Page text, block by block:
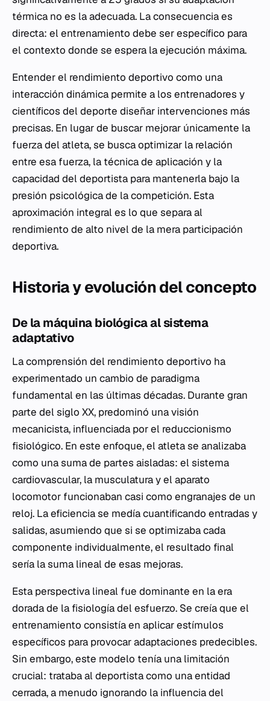
térmica no es la adecuada. La consecuencia es
directa: el entrenamiento debe ser específico para
el contexto donde se espera la ejecución máxima.
Entender el rendimiento deportivo como una
interacción dinámica permite a los entrenadores y
científicos del deporte diseñar intervenciones más
precisas. En lugar de buscar mejorar únicamente la
fuerza del atleta, se busca optimizar la relación
entre esa fuerza, la técnica de aplicación y la
capacidad del deportista para mantenerla bajo la
presión psicológica de la competición. Esta
aproximación integral es lo que separa al
rendimiento de alto nivel de la mera participación
deportiva.
Historia y evolución del concepto
De la máquina biológica al sistema
adaptativo
La comprensión del rendimiento deportivo ha
experimentado un cambio de paradigma
fundamental en las últimas décadas. Durante gran
parte del siglo XX, predominó una visión
mecanicista, influenciada por el reduccionismo
fisiológico. En este enfoque, el atleta se analizaba
como una suma de partes aisladas: el sistema
cardiovascular, la musculatura y el aparato
locomotor funcionaban casi como engranajes de un
reloj. La eficiencia se medía cuantificando entradas y
salidas, asumiendo que si se optimizaba cada
componente individualmente, el resultado final
sería la suma lineal de esas mejoras.
Esta perspectiva lineal fue dominante en la era
dorada de la fisiología del esfuerzo. Se creía que el
entrenamiento consistía en aplicar estímulos
específicos para provocar adaptaciones predecibles.
Sin embargo, este modelo tenía una limitación
crucial: trataba al deportista como una entidad
cerrada, a menudo ignorando la influencia del